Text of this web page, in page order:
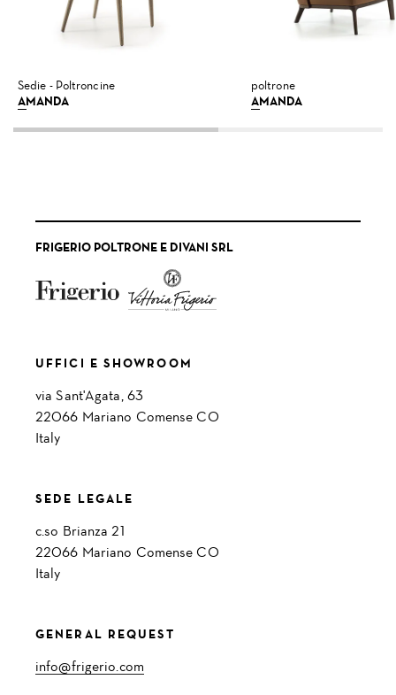
Sedie - Poltroncine
AMANDA
poltrone
AMANDA
FRIGERIO POLTRONE E DIVANI SRL
UFFICI E SHOWROOM
via Sant'Agata, 63
22066 Mariano Comense CO
Italy
SEDE LEGALE
c.so Brianza 21
22066 Mariano Comense CO
Italy
GENERAL REQUEST
info@frigerio.com